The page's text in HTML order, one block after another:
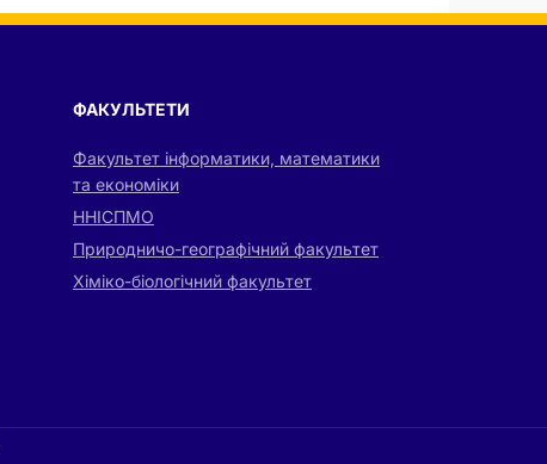
ФАКУЛЬТЕТИ
Факультет інформатики, математики
та економіки
ННІСПМО
Природничо-географічний факультет
Хіміко-біологічний факультет